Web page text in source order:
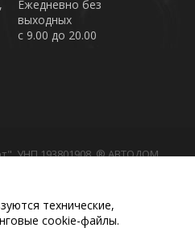
Ежедневно без
выходных
с 9.00 до 20.00
УНП 193801908. ® АВТОДОМ
то, что данный интернет-
информационный характер
копирование материалов
технические,
сооkіе-файлы.